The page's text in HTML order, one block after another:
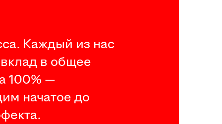
Каждый из нас
в общее
100% —
начатое до